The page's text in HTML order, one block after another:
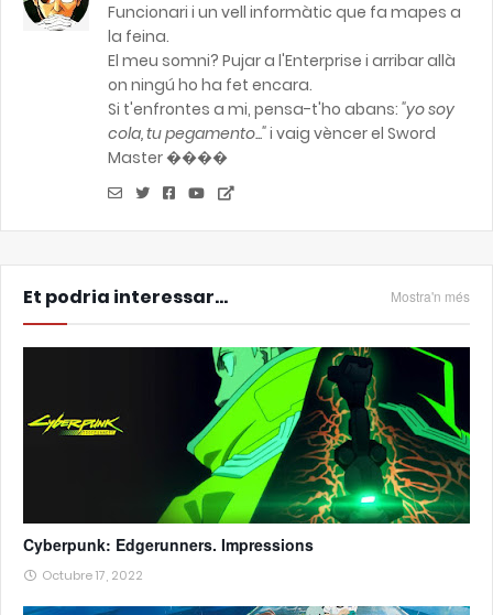
Funcionari i un vell informàtic que fa mapes a
la feina.
El meu somni? Pujar a l'Enterprise i arribar allà
on ningú ho ha fet encara.
Si t'enfrontes a mi, pensa-t'ho abans: "yo soy
cola, tu pegamento..."i vaig vèncer el Sword
Master ����
Et podria interessar... Mostra'n més
Cyberpunk: Edgerunners. Impressions
Octubre 17, 2022